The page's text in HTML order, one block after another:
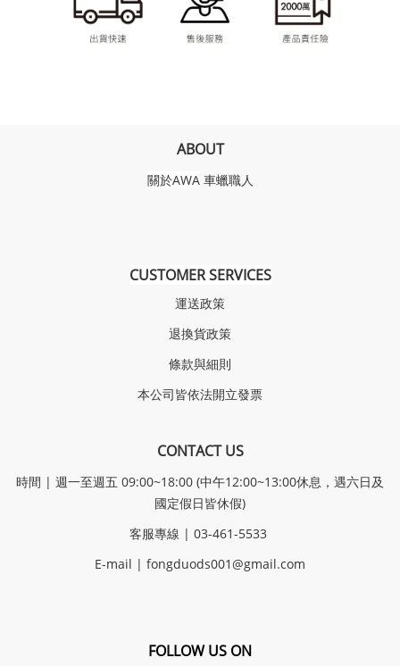
ABOUT
關於AWA 車蠟職人
CUSTOMER SERVICES
運送政策
退換貨政策
條款與細則
本公司皆依法開立發票
CONTACT US
時間 | 週一至週五 09:00~18:00 (中午12:00~13:00休息，遇六日及
國定假日皆休假)
客服專線 | 03-461-5533
E-mail | fongduods001@gmail.com
FOLLOW US ON